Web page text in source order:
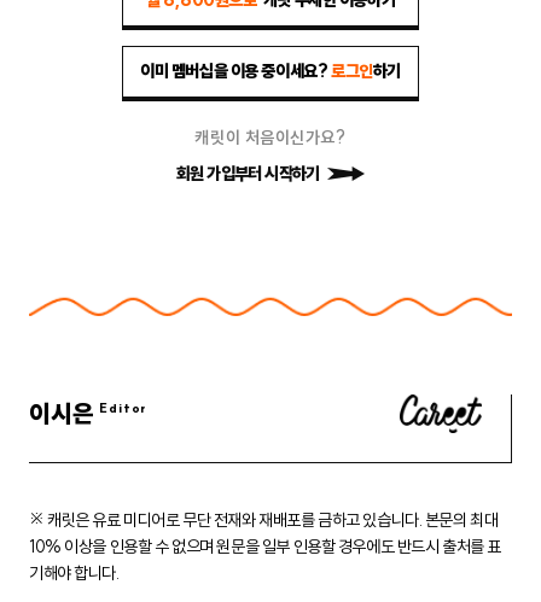
이미 멤버십을 이용 중이세요?로그인하기
캐릿이 처음이신가요?
회원 가입부터 시작하기
이시은
※ 캐릿은 유료 미디어로 무단 전재와 재배포를 금하고 있습니다. 본문의 최대
10% 이상을 인용할 수 없으며 원문을 일부 인용할 경우에도반드시 출처를 표
기해야 합니다.